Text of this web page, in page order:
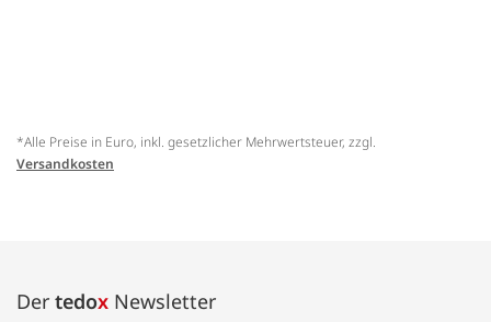
*Alle Preise in Euro, inkl. gesetzlicher Mehrwertsteuer, zzgl.
Versandkosten
Der tedox Newsletter